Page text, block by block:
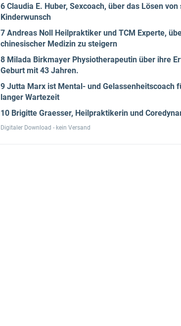
6 Claudia E. Huber, Sexcoach, über das Lösen
Kinderwunsch
7 Andreas Noll Heilpraktiker und TCM Experte,
chinesischer Medizin zu steigern
8 Milada Birkmayer Physiotherapeutin über ihre
Geburt mit 43 Jahren.
9 Jutta Marx ist Mental- und Gelassenheitscoach
langer Wartezeit
10 Brigitte Graesser, Heilpraktikerin und
Digitaler Download - kein Versand